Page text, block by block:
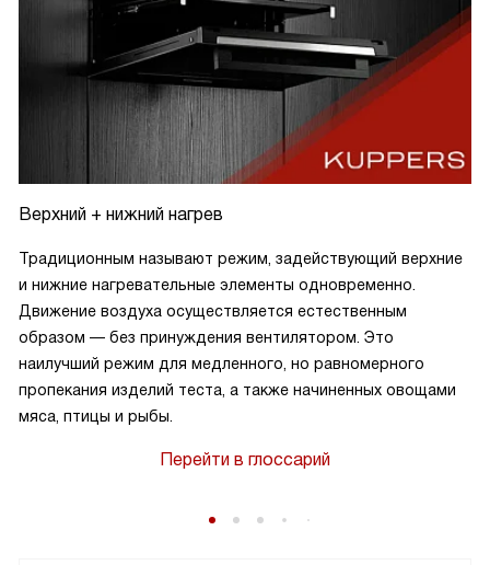
Верхний + нижний нагрев
Традиционным называют режим, задействующий верхние
и нижние нагревательные элементы одновременно.
Движение воздуха осуществляется естественным
образом — без принуждения вентилятором. Это
наилучший режим для медленного, но равномерного
пропекания изделий теста, а также начиненных овощами
мяса, птицы и рыбы.
Перейти в глоссарий